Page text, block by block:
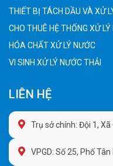
THIẾT BỊ TÁCH DẦU VÀ XỬ
CHO THUÊ HỆ THỐNG XỬ LÝ
HÓA CHẤT XỬ LÝ NƯỚC
VI SINH XỬ LÝ NƯỚC THẢI
LIÊN HỆ
Trụ sở chính: Đội 1,
VPGD: Số 25, Phố Tân